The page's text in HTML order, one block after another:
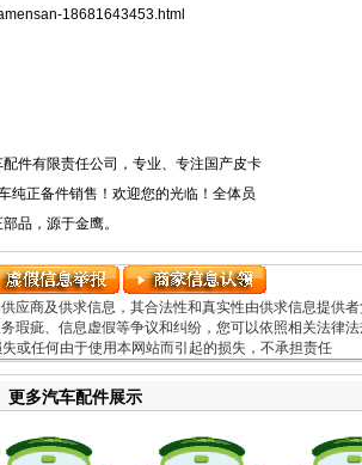
18681643453.html
件有限责任公司，专业、专注国产皮卡
纯正备件销售！欢迎您的光临！全体员
品，源于金鹰。
应商及供求信息，其合法性和真实性由供求信息提供
瑕疵、信息虚假等争议和纠纷，您可以依照相关法律
或任何由于使用本网站而引起的损失，不承担责任
更多汽车配件展示